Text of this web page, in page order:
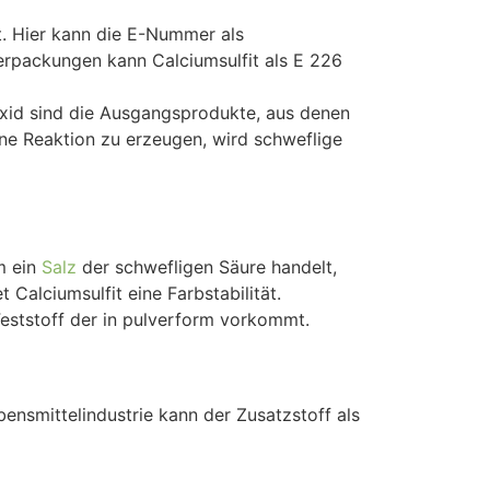
kann die E-Nummer als
kann Calciumsulfit als E 226
sind die Ausgangsprodukte, aus denen
Reaktion zu erzeugen, wird schweflige
ein Salz der schwefligen Säure handelt,
Calciumsulfit eine Farbstabilität.
der in pulverform vorkommt.
kann der Zusatzstoff als